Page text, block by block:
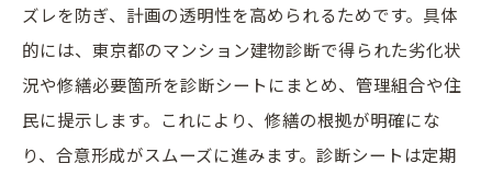
ズレを防ぎ、計画の透明性を高められるためです。具体
的には、東京都のマンション建物診断で得られた劣化状
況や修繕必要箇所を診断シートにまとめ、管理組合や住
民に提示します。これにより、修繕の根拠が明確にな
り、合意形成がスムーズに進みます。診断シートは定期